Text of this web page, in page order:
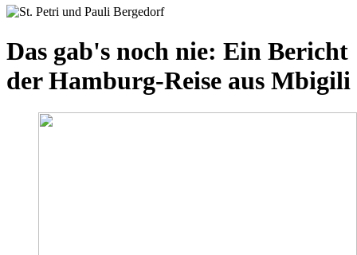
Das gab's noch nie: Ein Bericht
der Hamburg-Reise aus Mbigili